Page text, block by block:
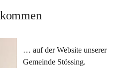
… auf der Website unserer
Gemeinde Stössing.